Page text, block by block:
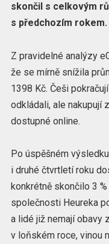
skončil s celkovým
s předchozím rokem.
Z pravidelné analýzy
že se mírně snížila
1398 Kč. Češi
odkládali, ale nakupují
dostupné online.
Po úspěšném
i druhé čtvrtletí roku
konkrétně skončilo 3
společnosti Heureka
a lidé již nemají obavy
v loňském roce, vinou